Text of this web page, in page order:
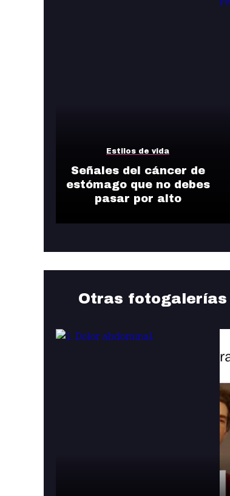
Estilos de vida
Señales del cáncer de
estómago que no debes
pasar por alto
Otras fotogalerías